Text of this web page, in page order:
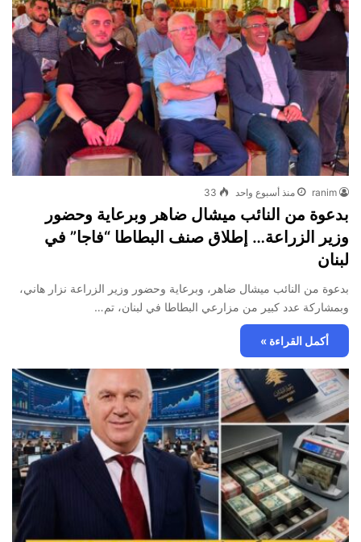
ranim منذ أسبوع واحد 33
بدعوة من النائب ميشال ضاهر وبرعاية وحضور
وزير الزراعة… إطلاق صنف البطاطا “فاجا” في
لبنان
بدعوة من النائب ميشال ضاهر، وبرعاية وحضور وزير الزراعة نزار هاني،
وبمشاركة عدد كبير من مزارعي البطاطا في لبنان، تم…
أكمل القراءة »